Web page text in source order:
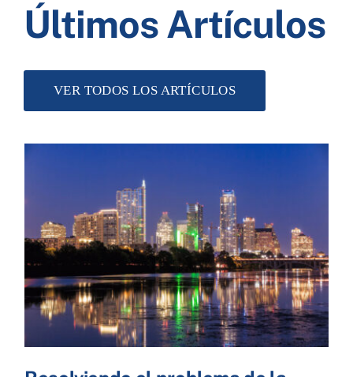
Últimos Artículos
VER TODOS LOS ARTÍCULOS